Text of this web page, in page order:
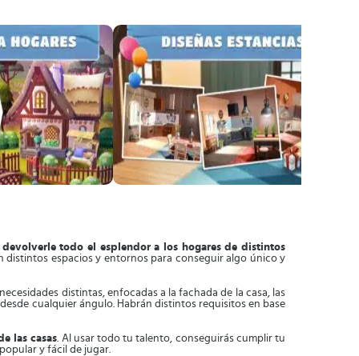
devolverle todo el esplendor a los hogares de distintos
espacios y entornos para conseguir algo único y
distintas, enfocadas a la fachada de la casa, las
cualquier ángulo. Habrán distintos requisitos en base
las casas. Al usar todo tu talento, conseguirás cumplir tu
y fácil de jugar.